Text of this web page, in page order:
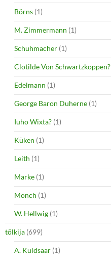
Börns (1)
M. Zimmermann (1)
Schuhmacher (1)
Clotilde Von Schwartzkoppen?
Edelmann (1)
George Baron Duherne (1)
Iuho Wixta? (1)
Küken (1)
Leith (1)
Marke (1)
Mönch (1)
W. Hellwig (1)
tõlkija (699)
A. Kuldsaar (1)